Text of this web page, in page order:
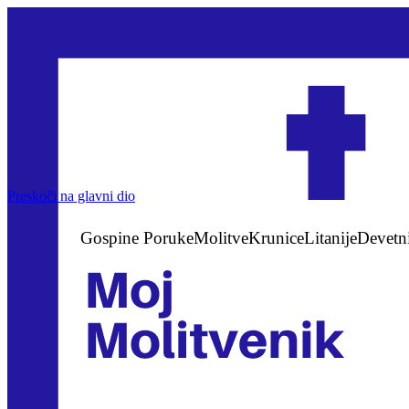
Preskoči na glavni dio
Gospine PorukeMolitveKruniceLitanije